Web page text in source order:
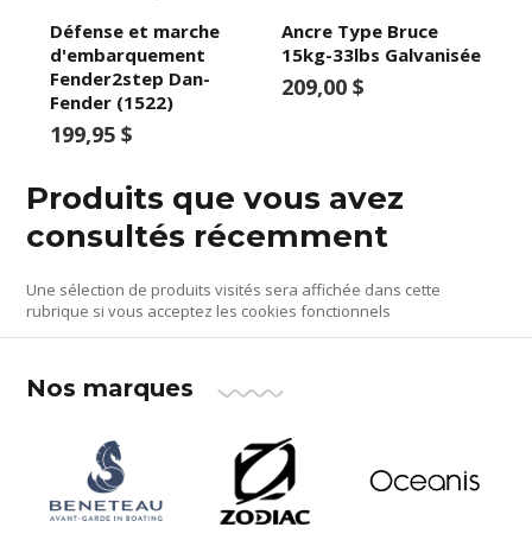
Défense et marche
d'embarquement
Fender2step Dan-
Fender (1522)
199,95 $
Ancre Type Bruce
15kg-33lbs Galvanisée
209,00 $
Produits que vous avez
consultés récemment
Une sélection de produits visités sera affichée dans cette
rubrique si vous acceptez les cookies fonctionnels
Nos marques